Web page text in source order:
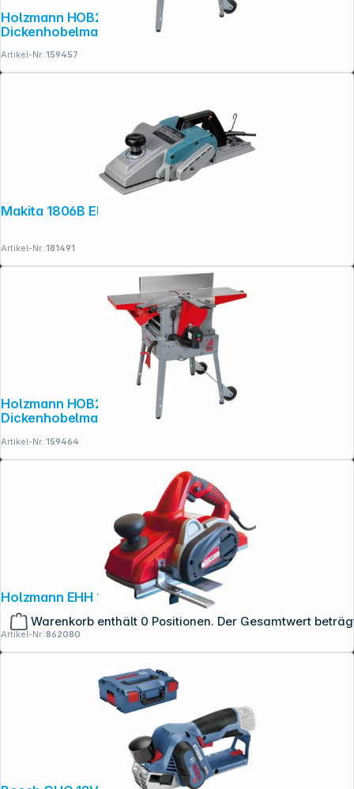
Warenkorb enthält 0 Positionen. Der Gesamtwert
Holzmann HOB260MINI_230V Abricht-
Dickenhobelmaschine
Artikel-Nr.:159457
Makita 1806B Elektrohobel
Artikel-Nr.:181491
Holzmann HOB260MINI_400V Abricht-
Dickenhobelmaschine
Artikel-Nr.:159464
Holzmann EHH 110 Abrichthobel
Artikel-Nr.:862080